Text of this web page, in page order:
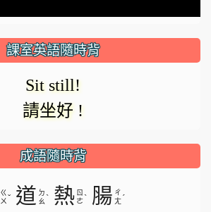
課室英語隨時背
Sit still!
請坐好 !
成語隨時背
ㄍ
ㄨˇ 道 ㄉ
ㄠ ˋ 熱 ㄖ
ㄜˋ 腸 ㄔ
ㄤˊ